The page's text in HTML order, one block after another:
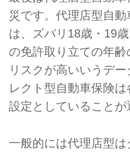
災です。代理店型自
は、ズバリ18歳・19
の免許取り立ての年
リスクが高いいうデ
レクト型自動車保険
設定としていることが
一般的には代理店型